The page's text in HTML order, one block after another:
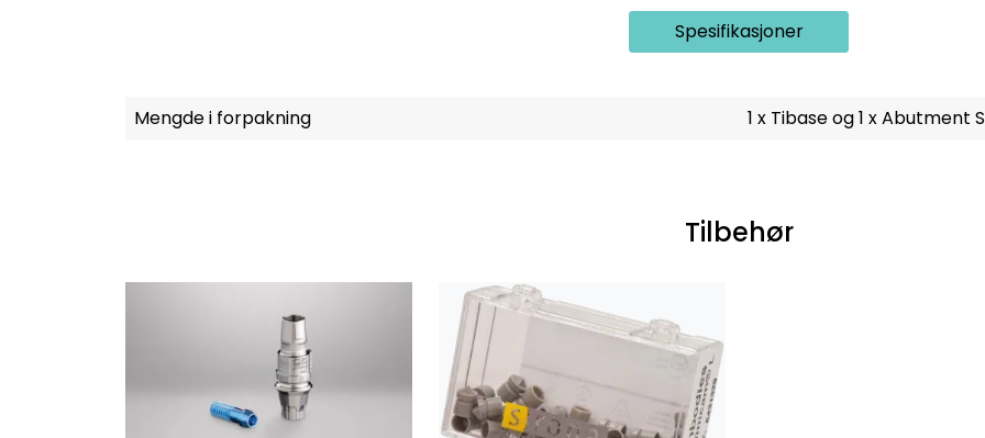
Spesifikasjoner
Mengde i forpakning 1 x Tibase og 1 x Abutment
Tilbehør